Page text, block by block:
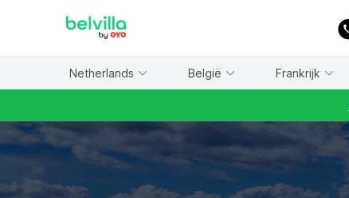
Netherlands België Frankrijk